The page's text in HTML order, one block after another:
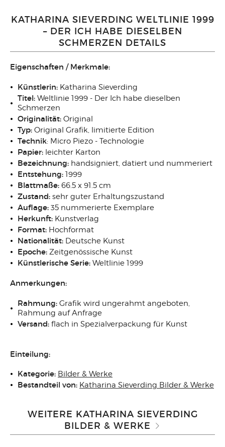
KATHARINA SIEVERDING WELTLINIE 1999
– DER ICH HABE DIESELBEN
SCHMERZEN DETAILS
Eigenschaften / Merkmale:
Künstlerin: Katharina Sieverding
Titel: Weltlinie 1999 - Der Ich habe dieselben
Schmerzen
Originalität: Original
Typ: Original Grafik, limitierte Edition
Technik: Micro Piezo - Technologie
Papier: leichter Karton
Bezeichnung: handsigniert, datiert und nummeriert
Entstehung: 1999
Blattmaße: 66.5 x 91.5 cm
Zustand: sehr guter Erhaltungszustand
Auflage: 35 nummerierte Exemplare
Herkunft: Kunstverlag
Format: Hochformat
Nationalität: Deutsche Kunst
Epoche: Zeitgenössische Kunst
Künstlerische Serie: Weltlinie 1999
Anmerkungen:
Rahmung: Grafik wird ungerahmt angeboten,
Rahmung auf Anfrage
Versand: flach in Spezialverpackung für Kunst
Einteilung:
Kategorie: Bilder & Werke
Bestandteil von: Katharina Sieverding Bilder & Werke
WEITERE KATHARINA SIEVERDING
BILDER & WERKE